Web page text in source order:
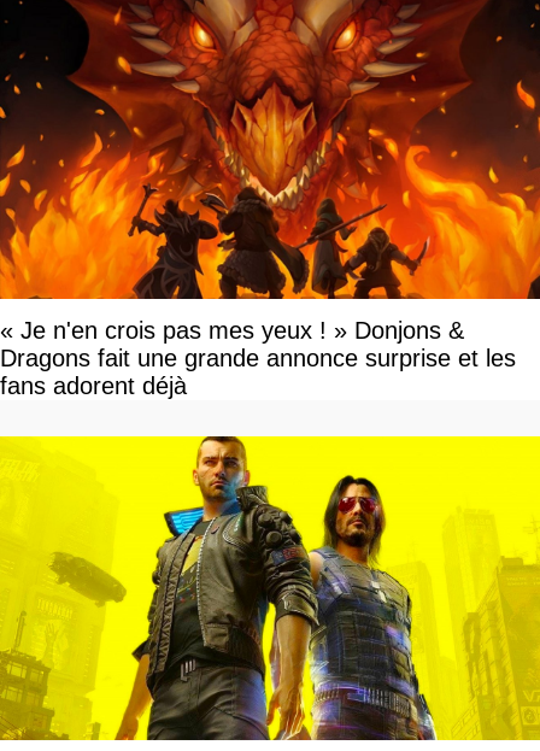
« Je n'en crois pas mes yeux ! » Donjons &
Dragons fait une grande annonce surprise et les
fans adorent déjà